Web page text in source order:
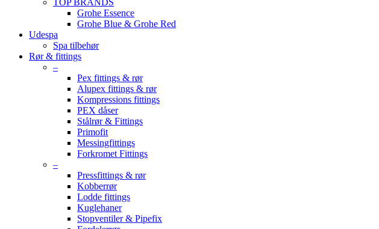
TOP BRANDS
Grohe Essence
Grohe Blue & Grohe Red
Udespa
Spa tilbehør
Rør & fittings
–
Pex fittings & rør
Alupex fittings & rør
Kompressions fittings
PEX dåser
Stålrør & Fittings
Primofit
Messingfittings
Forkromet Fittings
–
Pressfittings & rør
Kobberrør
Lodde fittings
Kuglehaner
Stopventiler & Pipefix